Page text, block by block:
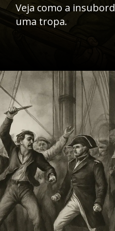
Veja como a
uma tropa.
Opening https://